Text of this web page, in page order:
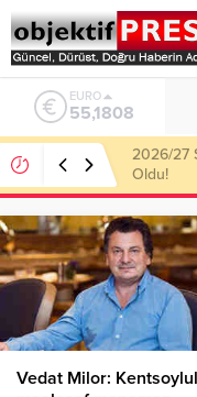
ALTIN
6.662,82
Haliliye
Yemek
Vedat Milor: